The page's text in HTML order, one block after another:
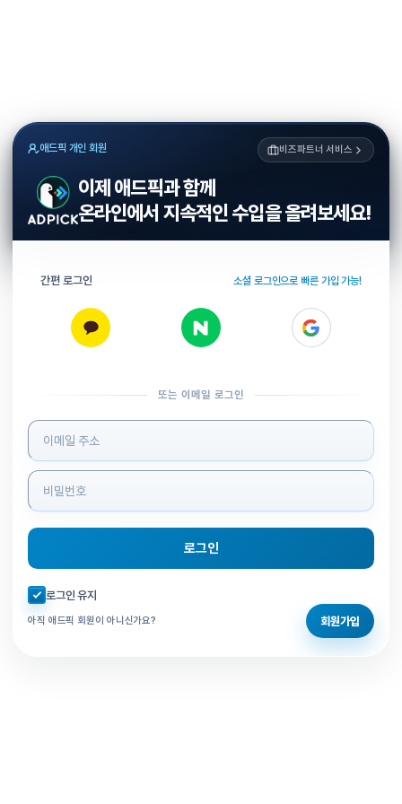
애드픽 개인 회원 비즈파트너 서비스
이제 애드픽과 함께
온라인에서 지속적인 수입을 올려보세요!
간편 로그인 소셜 로그인으로 빠른 가입 가능!
또는 이메일 로그인
로그인 정보 입력
로그인
자동로그인 체크
로그인 유지
아직 애드픽 회원이 아니신가요? 회원가입